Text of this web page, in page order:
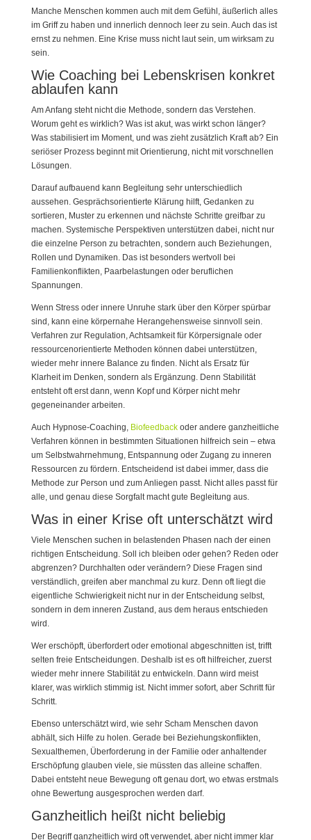
Manche Menschen kommen auch mit dem Gefühl, äußerlich alles
im Griff zu haben und innerlich dennoch leer zu sein. Auch das ist
ernst zu nehmen. Eine Krise muss nicht laut sein, um wirksam zu
sein.
Wie Coaching bei Lebenskrisen konkret
ablaufen kann
Am Anfang steht nicht die Methode, sondern das Verstehen.
Worum geht es wirklich? Was ist akut, was wirkt schon länger?
Was stabilisiert im Moment, und was zieht zusätzlich Kraft ab? Ein
seriöser Prozess beginnt mit Orientierung, nicht mit vorschnellen
Lösungen.
Darauf aufbauend kann Begleitung sehr unterschiedlich
aussehen. Gesprächsorientierte Klärung hilft, Gedanken zu
sortieren, Muster zu erkennen und nächste Schritte greifbar zu
machen. Systemische Perspektiven unterstützen dabei, nicht nur
die einzelne Person zu betrachten, sondern auch Beziehungen,
Rollen und Dynamiken. Das ist besonders wertvoll bei
Familienkonflikten, Paarbelastungen oder beruflichen
Spannungen.
Wenn Stress oder innere Unruhe stark über den Körper spürbar
sind, kann eine körpernahe Herangehensweise sinnvoll sein.
Verfahren zur Regulation, Achtsamkeit für Körpersignale oder
ressourcenorientierte Methoden können dabei unterstützen,
wieder mehr innere Balance zu finden. Nicht als Ersatz für
Klarheit im Denken, sondern als Ergänzung. Denn Stabilität
entsteht oft erst dann, wenn Kopf und Körper nicht mehr
gegeneinander arbeiten.
Auch Hypnose-Coaching, Biofeedbackoder andere ganzheitliche
Verfahren können in bestimmten Situationen hilfreich sein – etwa
um Selbstwahrnehmung, Entspannung oder Zugang zu inneren
Ressourcen zu fördern. Entscheidend ist dabei immer, dass die
Methode zur Person und zum Anliegen passt. Nicht alles passt für
alle, und genau diese Sorgfalt macht gute Begleitung aus.
Was in einer Krise oft unterschätzt wird
Viele Menschen suchen in belastenden Phasen nach der einen
richtigen Entscheidung. Soll ich bleiben oder gehen? Reden oder
abgrenzen? Durchhalten oder verändern? Diese Fragen sind
verständlich, greifen aber manchmal zu kurz. Denn oft liegt die
eigentliche Schwierigkeit nicht nur in der Entscheidung selbst,
sondern in dem inneren Zustand, aus dem heraus entschieden
wird.
Wer erschöpft, überfordert oder emotional abgeschnitten ist, trifft
selten freie Entscheidungen. Deshalb ist es oft hilfreicher, zuerst
wieder mehr innere Stabilität zu entwickeln. Dann wird meist
klarer, was wirklich stimmig ist. Nicht immer sofort, aber Schritt für
Schritt.
Ebenso unterschätzt wird, wie sehr Scham Menschen davon
abhält, sich Hilfe zu holen. Gerade bei Beziehungskonflikten,
Sexualthemen, Überforderung in der Familie oder anhaltender
Erschöpfung glauben viele, sie müssten das alleine schaffen.
Dabei entsteht neue Bewegung oft genau dort, wo etwas erstmals
ohne Bewertung ausgesprochen werden darf.
Ganzheitlich heißt nicht beliebig
Der Begriff ganzheitlich wird oft verwendet, aber nicht immer klar